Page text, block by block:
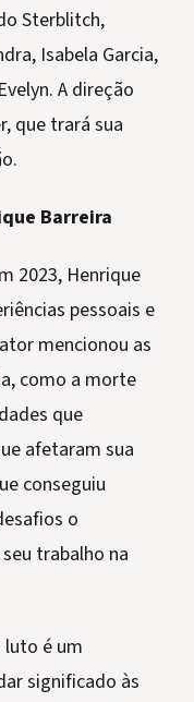
Sterblitch,
Isabela Garcia,
A direção
que trará sua
Barreira
2023, Henrique
pessoais e
mencionou as
como a morte
que
afetaram sua
conseguiu
o
trabalho na
luto é um
significado às